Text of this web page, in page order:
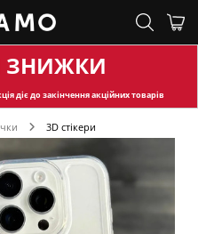
ЗНИЖКИ
діє до закінчення акційних товарів
3D стікери